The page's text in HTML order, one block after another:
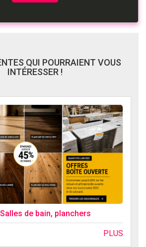
QUI POURRAIENT VOUS
INTÉRESSER !
de bain, planchers
PLUS